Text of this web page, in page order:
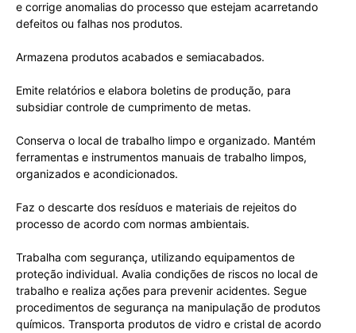
e corrige anomalias do processo que estejam acarretando
defeitos ou falhas nos produtos.
Armazena produtos acabados e semiacabados.
Emite relatórios e elabora boletins de produção, para
subsidiar controle de cumprimento de metas.
Conserva o local de trabalho limpo e organizado. Mantém
ferramentas e instrumentos manuais de trabalho limpos,
organizados e acondicionados.
Faz o descarte dos resíduos e materiais de rejeitos do
processo de acordo com normas ambientais.
Trabalha com segurança, utilizando equipamentos de
proteção individual. Avalia condições de riscos no local de
trabalho e realiza ações para prevenir acidentes. Segue
procedimentos de segurança na manipulação de produtos
químicos. Transporta produtos de vidro e cristal de acordo